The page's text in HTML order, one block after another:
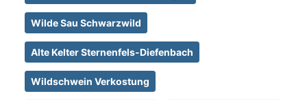
Wilde Sau Schwarzwild
Alte Kelter Sternenfels-Diefenbach
Wildschwein Verkostung